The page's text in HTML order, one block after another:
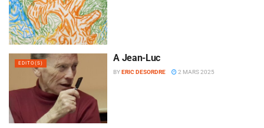
EDITO(S) À Jean-Luc
BYERIC DESORDRE 2 MARS 2025